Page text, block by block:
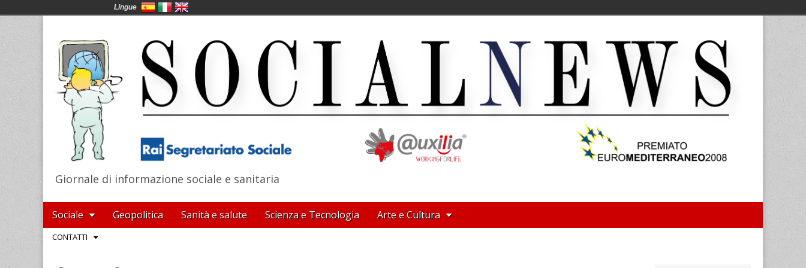
SocialNews
Giornale di informazione sociale e sanitaria
Main
menu
Skip
to
content
Sociale Geopolitica Sanità e salute Scienza e Tecnologia Arte e Cultura
SubCONTATTI
Lingue